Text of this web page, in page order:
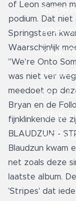
KINK
KINK
LIVE
KINK
of Leon samen
podium. Dat niet
Springsteen
Waarschijnlijk
"We're Onto
was niet ver
meedoet op
Bryan en de
fijnklinkende te
BLAUDZUN -
Blaudzun kwam
net zoals deze
laatste album.
'Stripes' dat